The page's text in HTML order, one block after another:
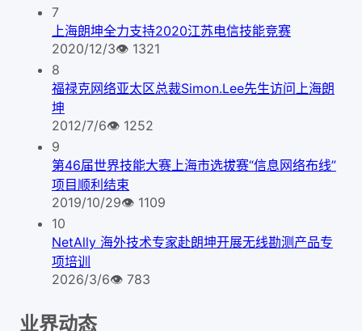
7
上海朗坤全力支持2020江苏电信技能竞赛
2020/12/3👁 1321
8
福禄克网络亚太区总裁Simon.Lee先生访问上海朗
坤
2012/7/6👁 1252
9
第46届世界技能大赛上海市选拔赛“信息网络布线”
项目顺利结束
2019/10/29👁 1109
10
NetAlly 海外技术专家赴朗坤开展无线勘测产品专
项培训
2026/3/6👁 783
业界动态